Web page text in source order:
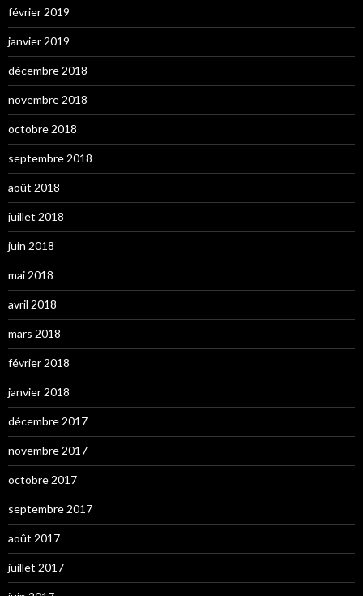
février 2019
janvier 2019
décembre 2018
novembre 2018
octobre 2018
septembre 2018
août 2018
juillet 2018
juin 2018
mai 2018
avril 2018
mars 2018
février 2018
janvier 2018
décembre 2017
novembre 2017
octobre 2017
septembre 2017
août 2017
juillet 2017